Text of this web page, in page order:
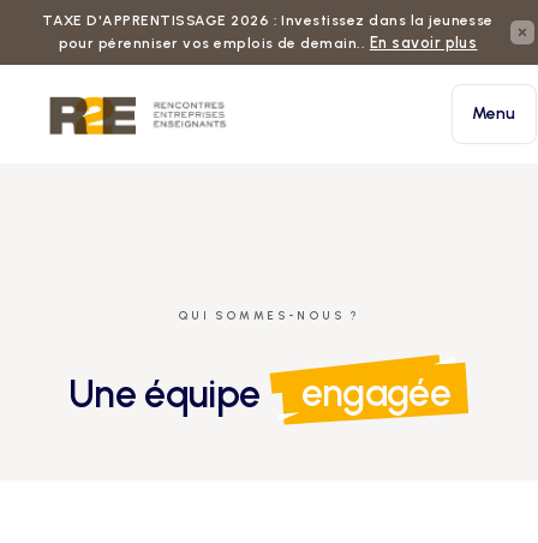
TAXE D'APPRENTISSAGE 2026 : Investissez dans la jeunesse
pour pérenniser vos emplois de demain.. En savoir plus
Menu
QUI SOMMES-NOUS ?
Une équipe engagée